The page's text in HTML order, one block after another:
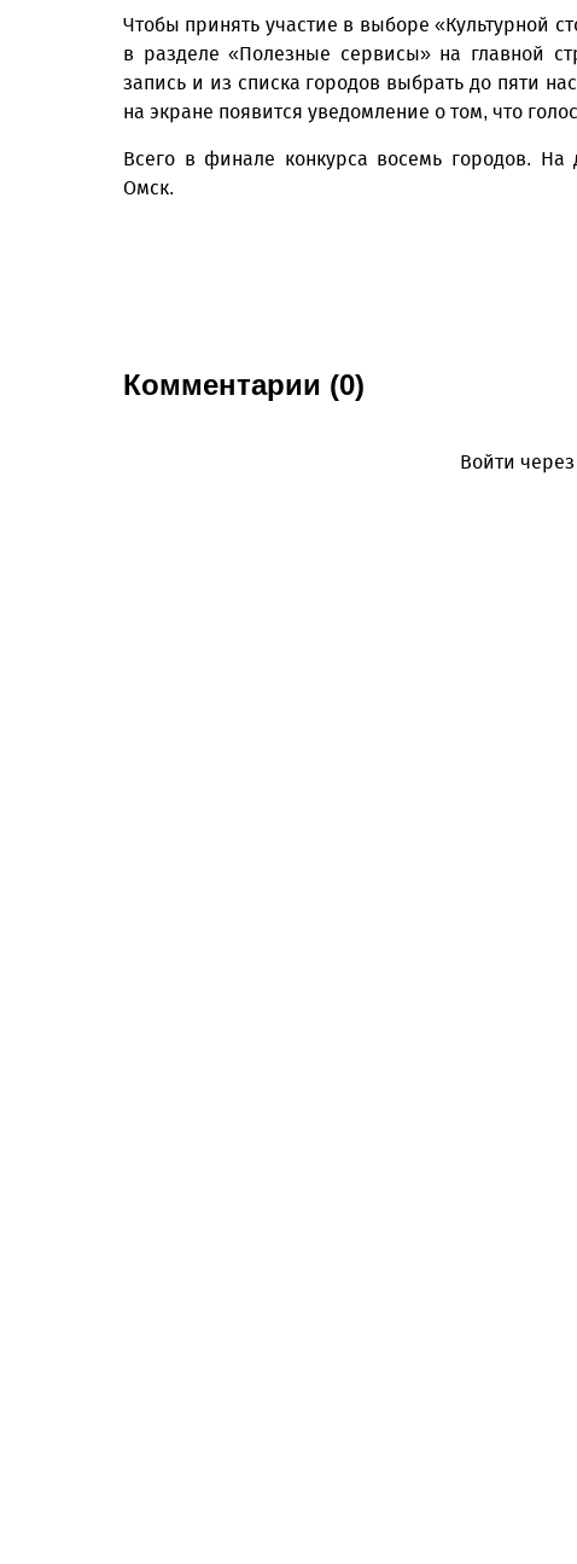
Чтобы принять участие в выборе «Культурной
в разделе «Полезные сервисы» на главной
запись и из списка городов выбрать до пяти
на экране появится уведомление о том, что
Всего в финале конкурса восемь городов.
Омск.
Комментарии (0)
Войти